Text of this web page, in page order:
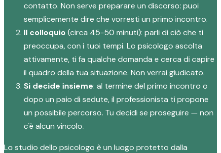
contatto. Non serve preparare un discorso: puoi
semplicemente dire che vorresti un primo incontro.
Il colloquio(circa 45-50 minuti): parli di ciò che ti
preoccupa, con i tuoi tempi. Lo psicologo ascolta
attivamente, ti fa qualche domanda e cerca di capire
il quadro della tua situazione. Non verrai giudicato.
Si decide insieme: al termine del primo incontro o
dopo un paio di sedute, il professionista ti propone
un possibile percorso. Tu decidi se proseguire — non
c'è alcun vincolo.
Lo studio dello psicologo è un luogo protetto dalla